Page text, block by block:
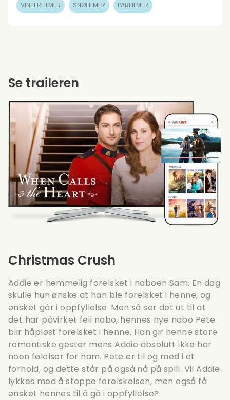
VINTERFILMER SNØFILMER PARFILMER
Christmas Crush
Addie er hemmelig forelsket i naboen Sam. En dag
skulle hun ønske at han ble forelsket i henne, og
ønsket går i oppfyllelse. Men så ser det ut til at
det har påvirket feil nabo, hennes nye nabo Pete
blir håpløst forelsket i henne. Han gir henne store
romantiske gester mens Addie absolutt ikke har
noen følelser for ham. Pete er til og med i et
forhold, og dette står på også nå på spill. Vil Addie
lykkes med å stoppe forelskelsen, men også få
ønsket hennes til å gå i oppfyllelse?
Se traileren